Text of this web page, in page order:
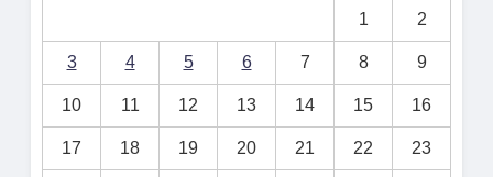
1 2
3 4 5 6 7 8 9
10 11 12 13 14 15 16
17 18 19 20 21 22 23